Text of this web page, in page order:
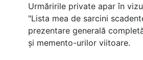
Urmăririle private apar în
"Lista mea de sarcini
prezentare generală
și memento-urilor viitoare.